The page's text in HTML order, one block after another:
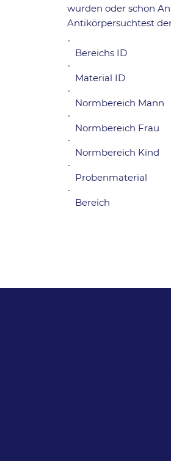
wurden oder schon
Antikörpersuchtest
Bereichs ID
Material ID
Normbereich Mann
Normbereich Frau
Normbereich Kind
Probenmaterial
Bereich